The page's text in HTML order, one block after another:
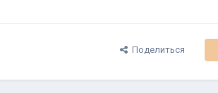
Поделиться